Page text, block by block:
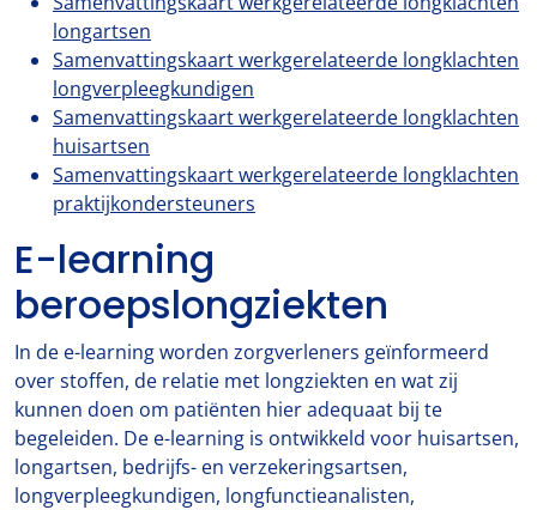
longartsen
Samenvattingskaart werkgerelateerde longklachten
longverpleegkundigen
Samenvattingskaart werkgerelateerde longklachten
huisartsen
Samenvattingskaart werkgerelateerde longklachten
praktijkondersteuners
E-learning
beroepslongziekten
In de e-learning worden zorgverleners geïnformeerd
over stoffen, de relatie met longziekten en wat zij
kunnen doen om patiënten hier adequaat bij te
begeleiden. De e-learning is ontwikkeld voor huisartsen,
longartsen, bedrijfs- en verzekeringsartsen,
longverpleegkundigen, longfunctieanalisten,